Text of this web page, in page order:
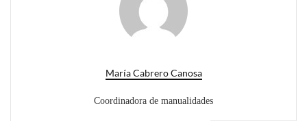
María Cabrero Canosa
Coordinadora de manualidades